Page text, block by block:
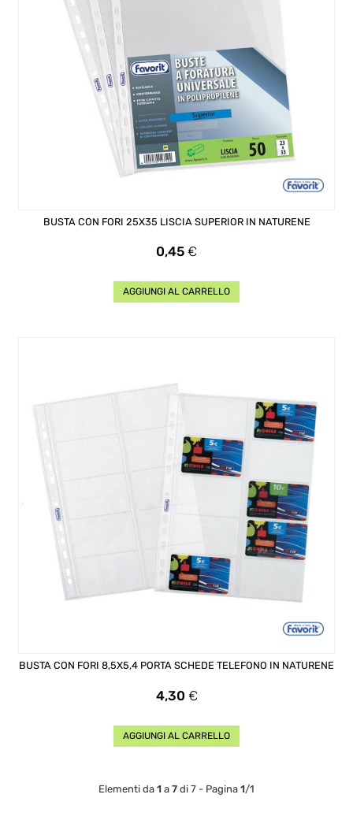
BUSTA CON FORI 25X35 LISCIA SUPERIOR IN NATURENE
Prezzo
0,45 €
AGGIUNGI AL CARRELLO
BUSTA CON FORI 8,5X5,4 PORTA SCHEDE TELEFONO IN NATURENE
Prezzo
4,30 €
AGGIUNGI AL CARRELLO
Elementi da 1 a 7 di 7 - Pagina 1/1